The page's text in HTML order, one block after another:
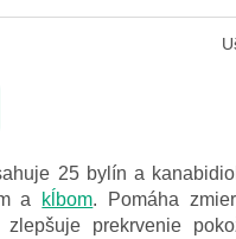
25 bylín a
a kĺbom. Pomáha
prekrvenie